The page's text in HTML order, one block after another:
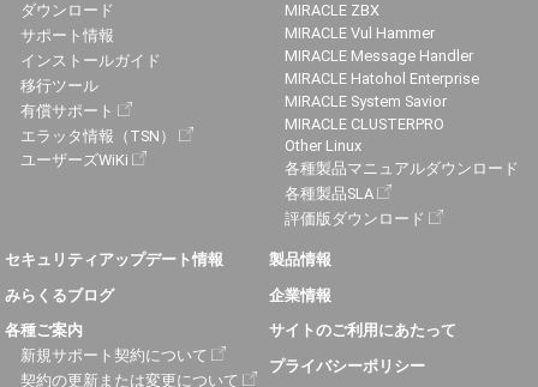
ダウンロード
サポート情報
インストールガイド
移行ツール
有償サポート
エラッタ情報（TSN）
ユーザーズWiKi
MIRACLE ZBX
MIRACLE Vul Hammer
MIRACLE Message Handler
MIRACLE Hatohol Enterprise
MIRACLE System Savior
MIRACLE CLUSTERPRO
Other Linux
各種製品マニュアルダウンロード
各種製品SLA
評価版ダウンロード
セキュリティアップデート情報
みらくるブログ
各種ご案内
新規サポート契約について
契約の更新または変更について
製品情報
企業情報
サイトのご利用にあたって
プライバシーポリシー